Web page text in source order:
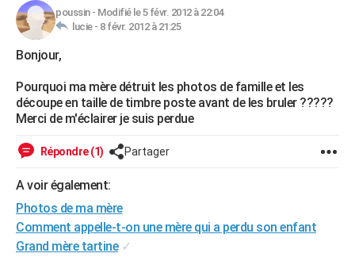
Retraite
Impôts
Epargne
Immobilier
Risques naturels par ville
Banque
Assurance
Crédit
AUTO
Essais
Réserver un essai
Citadines
Berlines
SUV
Forum auto
HIGH-TECH
Forum
Aménagement intérieur
Extérieur
Cuisine
Salle de bains
Jardinage
Rangement
WEEK-END
LIFESTYLE
Alimentation
Guide de la santé
Maladies
Médicaments
Sommeil
VOYAGE
Destinations
City break
Voyage nature
Voyage de noces
Forum
Climat
+PHOTO
poussin- Modifié le 5 févr. 2012 à 22:04
lucie - 8 févr. 2012 à 21:25
Bonjour,
Pourquoi ma mère détruit les photos de famille et les
découpe en taille de timbre poste avant de les bruler ?????
Merci de m'éclairer je suis perdue
Répondre (1) Partager
A voir également:
Photos de ma mère
Comment appelle-t-on une mère qui a perdu son enfant
Grand mère tartine ✓